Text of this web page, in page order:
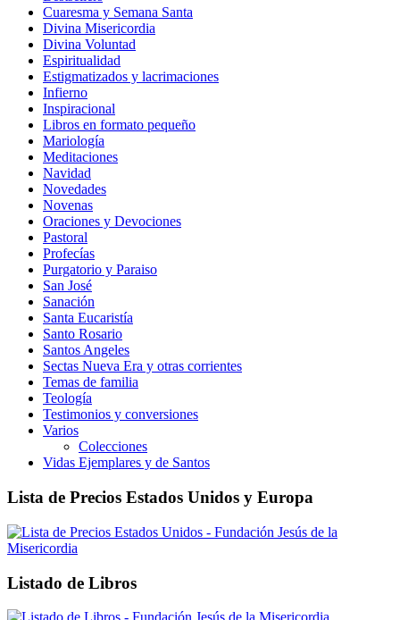
Cuaresma y Semana Santa
Divina Misericordia
Divina Voluntad
Espiritualidad
Estigmatizados y lacrimaciones
Infierno
Inspiracional
Libros en formato pequeño
Mariología
Meditaciones
Navidad
Novedades
Novenas
Oraciones y Devociones
Pastoral
Profecías
Purgatorio y Paraiso
San José
Sanación
Santa Eucaristía
Santo Rosario
Santos Angeles
Sectas Nueva Era y otras corrientes
Temas de familia
Teología
Testimonios y conversiones
Varios
Colecciones
Vidas Ejemplares y de Santos
Lista de Precios Estados Unidos y Europa
Listado de Libros